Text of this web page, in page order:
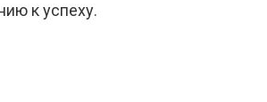
к успеху.